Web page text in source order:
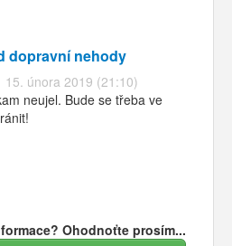
dopravní nehody
15. února 2019 (21:10)
neujel. Bude se třeba ve
Ohodnoťte prosím...